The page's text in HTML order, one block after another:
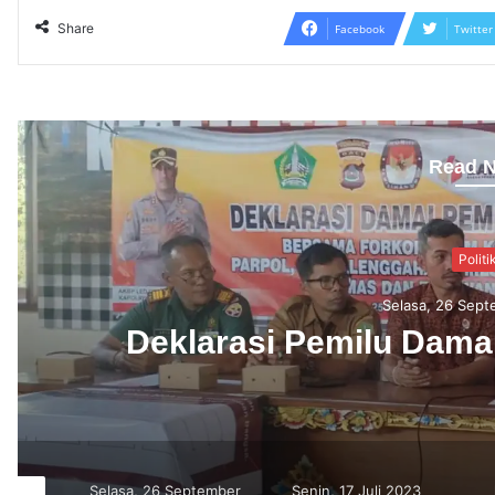
Share Facebook Twitter
Read
Senin, 17
Perbaikan Dokumen
Tabanan
Senin, 17 Juli 2023 Kamis, 06 Juli 2023